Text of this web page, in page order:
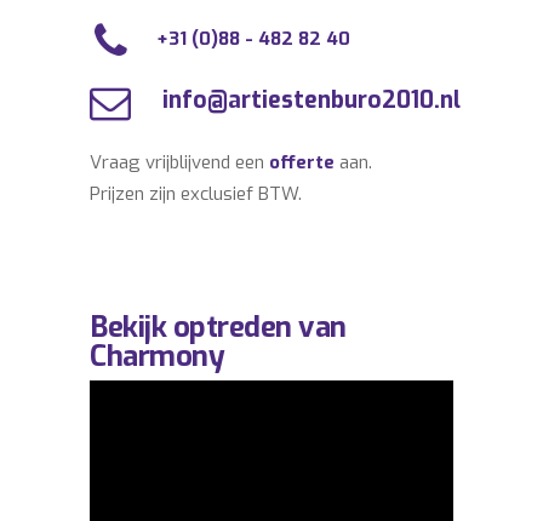
+31 (0)88 - 482 82 40
info@artiestenburo2010.nl
Vraag vrijblijvend een offerte aan.
Prijzen zijn exclusief BTW.
Bekijk optreden van
Charmony